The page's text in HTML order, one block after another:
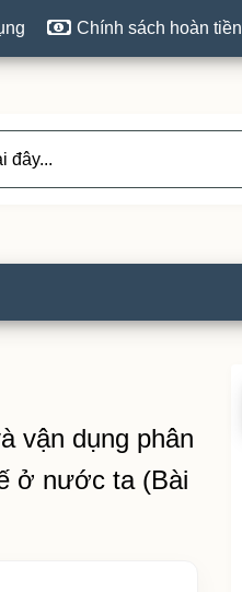
Chính sách hoàn tiền
vận dụng phân
ở nước ta (Bài